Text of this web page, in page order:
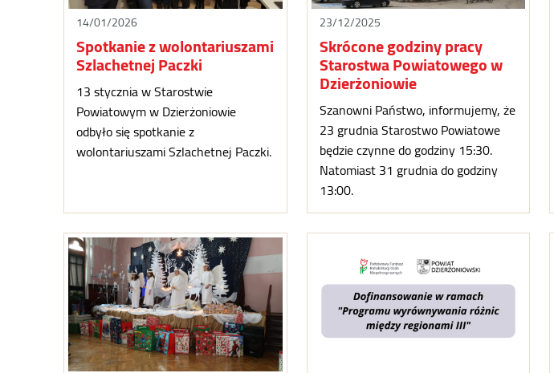
14/01/2026
Spotkanie z wolontariuszami
Szlachetnej Paczki
13 stycznia w Starostwie
Powiatowym w Dzierżoniowie
odbyło się spotkanie z
wolontariuszami Szlachetnej Paczki.
23/12/2025
Skrócone godziny pracy
Starostwa Powiatowego w
Dzierżoniowie
Szanowni Państwo, informujemy, że
23 grudnia Starostwo Powiatowe
będzie czynne do godziny 15:30.
Natomiast 31 grudnia do godziny
13:00.